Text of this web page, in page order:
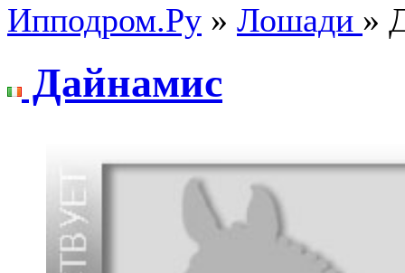
Ипподром.Ру » Лошади »
Дайнамиc